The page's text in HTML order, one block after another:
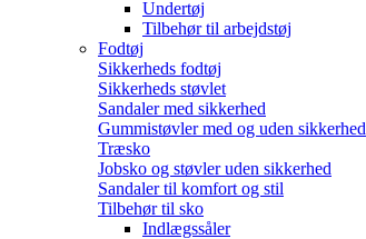
Undertøj
Tilbehør til arbejdstøj
Fodtøj
Sikkerheds fodtøj
Sikkerheds støvlet
Sandaler med sikkerhed
Gummistøvler med og uden sikkerhed
Træsko
Jobsko og støvler uden sikkerhed
Sandaler til komfort og stil
Tilbehør til sko
Indlægssåler